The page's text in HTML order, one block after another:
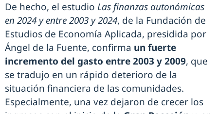
De hecho, el estudio Las finanzas autonómicas
en 2024 y entre 2003 y 2024, de la Fundación de
Estudios de Economía Aplicada, presidida por
Ángel de la Fuente, confirma un fuerte
incremento del gasto entre 2003 y 2009, que
se tradujo en un rápido deterioro de la
situación financiera de las comunidades.
Especialmente, una vez dejaron de crecer los